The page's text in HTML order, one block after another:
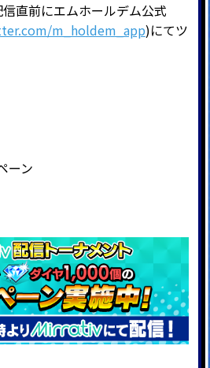
直前にエムホールデム公式
m_holdem_app)にてツ
ーン